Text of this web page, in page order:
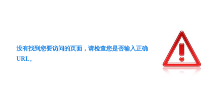
没有找到您要访问的页面，请检查您是否输入正确
URL。